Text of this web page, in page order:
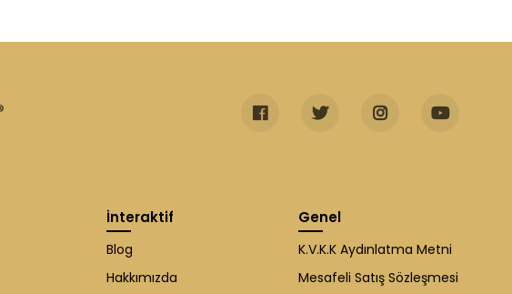
İnteraktif
Blog
Hakkımızda
Genel
K.V.K.K Aydınlatma Metni
Mesafeli Satış Sözleşmesi